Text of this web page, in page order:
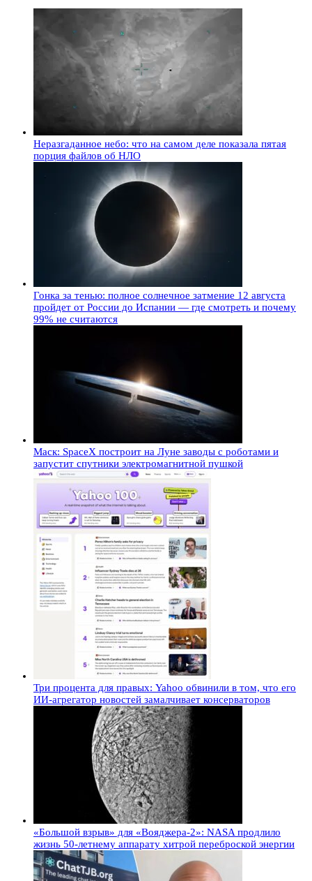
Неразгаданное небо: что на самом деле показала пятая
порция файлов об НЛО
Гонка за тенью: полное солнечное затмение 12 августа
пройдет от России до Испании — где смотреть и почему
99% не считаются
Маск: SpaceX построит на Луне заводы с роботами и
запустит спутники электромагнитной пушкой
Три процента для правых: Yahoo обвинили в том, что его
ИИ-агрегатор новостей замалчивает консерваторов
«Большой взрыв» для «Вояджера-2»: NASA продлило
жизнь 50-летнему аппарату хитрой переброской энергии